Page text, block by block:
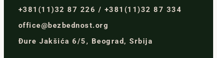
+381(11)32 87 226 / +381(11)32 87 334
office@bezbednost.org
Đure Jakšića 6/5, Beograd, Srbija